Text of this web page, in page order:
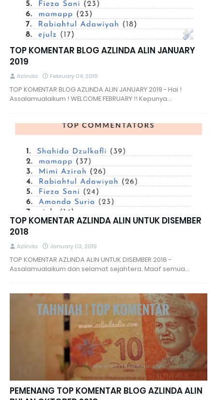
TOP KOMENTAR BLOG AZLINDA ALIN JANUARY
2019
Azlinda February 04, 2019
TOP KOMENTAR BLOG AZLINDA ALIN JANUARY 2019 - Hai !
Assalamualaikum ! WELCOME FEBRUARY !! Kepunya…
TOP KOMENTAR AZLINDA ALIN UNTUK DISEMBER
2018
Azlinda January 03, 2019
TOP KOMENTAR AZLINDA ALIN UNTUK DISEMBER 2018 -
Assalamualaikum dan selamat sejahtera. Maaf semua…
PEMENANG TOP KOMENTAR BLOG AZLINDA ALIN